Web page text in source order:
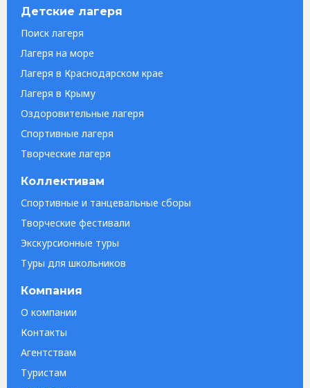
Детские лагеря
Поиск лагеря
Лагеря на море
Лагеря в Краснодарском крае
Лагеря в Крыму
Оздоровительные лагеря
Спортивные лагеря
Творческие лагеря
Коллективам
Спортивные и танцевальные сборы
Творческие фестивали
Экскурсионные туры
Туры для школьников
Компания
О компании
Контакты
Агентствам
Туристам